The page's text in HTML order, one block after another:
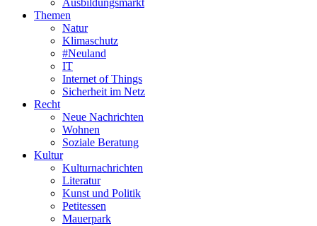
Ausbildungsmarkt
Themen
Natur
Klimaschutz
#Neuland
IT
Internet of Things
Sicherheit im Netz
Recht
Neue Nachrichten
Wohnen
Soziale Beratung
Kultur
Kulturnachrichten
Literatur
Kunst und Politik
Petitessen
Mauerpark